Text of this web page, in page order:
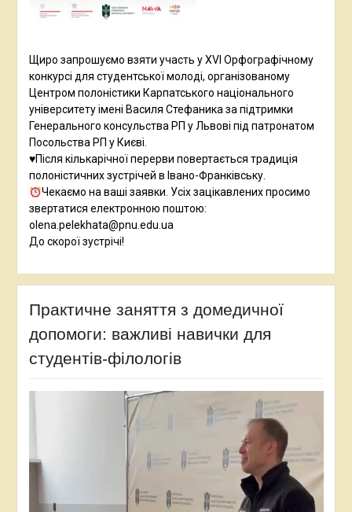
Щиро запрошуємо взяти участь у XVI Орфографічному
конкурсі для студентської молоді, організованому
Центром полоністики Карпатського національного
університету імені Василя Стефаника за підтримки
Генерального консульства РП у Львові під патронатом
Посольства РП у Києві.
♥️Після кількарічної перерви повертається традиція
полоністичних зустрічей в Івано-Франківську.
Чекаємо на ваші заявки. Усіх зацікавлених просимо
звертатися електронною поштою:
olena.pelekhata@pnu.edu.ua
До скорої зустрічі!
Практичне заняття з домедичної
допомоги: важливі навички для
студентів-філологів